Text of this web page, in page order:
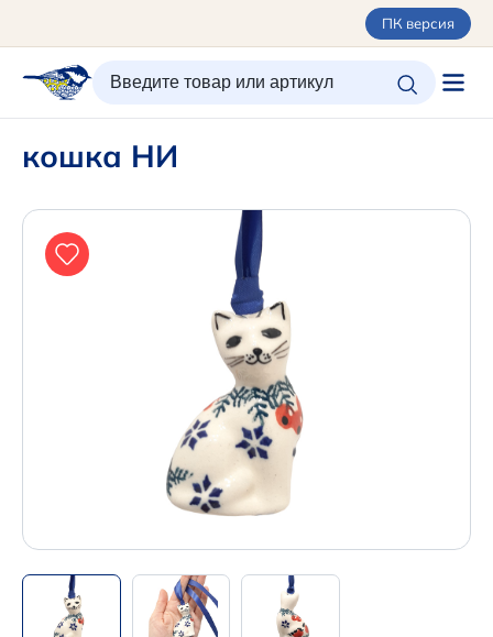
ПК версия
ИЗБРАННОЕ ВХОД/РЕГИСТРАЦИЯ КОРЗИНА
Орнаменты
О керамике
Оплата и доставка
Подарочные карты
Новинки
+7 (495) 680-44-95 /
+7 (495) 680-92-00
Написать нам в Телеграм
+7 (925) 294-91-85
,
в MAX
кошка НИ